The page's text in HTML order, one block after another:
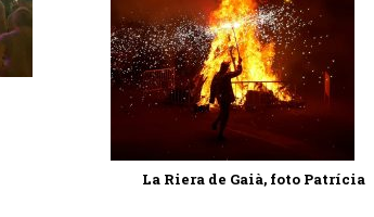
La Riera de Gaià, foto Patrícia